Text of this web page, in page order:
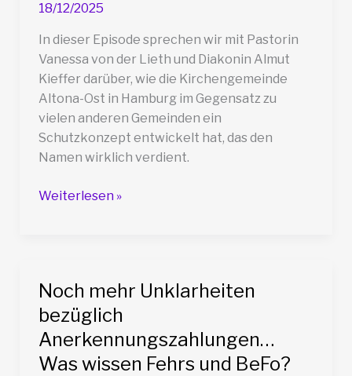
18/12/2025
In dieser Episode sprechen wir mit Pastorin
Vanessa von der Lieth und Diakonin Almut
Kieffer darüber, wie die Kirchengemeinde
Altona-Ost in Hamburg im Gegensatz zu
vielen anderen Gemeinden ein
Schutzkonzept entwickelt hat, das den
Namen wirklich verdient.
VB060
Kirchengemeinde
Altona-
Ost
Weiterlesen »
Noch mehr Unklarheiten
bezüglich
Anerkennungszahlungen…
Was wissen Fehrs und BeFo?